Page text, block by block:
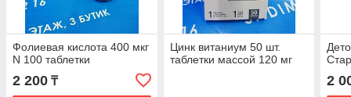
Фолиевая кислота 400 мкг
N 100 таблетки
2 200 ₸
Цинк витаниум 50 шт.
таблетки массой 120 мг
2